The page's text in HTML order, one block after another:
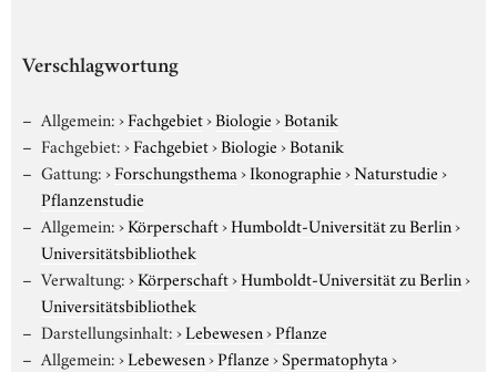
Verschlagwortung
Allgemein:›Fachgebiet›Biologie›Botanik
Fachgebiet:›Fachgebiet›Biologie›Botanik
Gattung:›Forschungsthema›Ikonographie›Naturstudie›
Pflanzenstudie
Allgemein:›Körperschaft›Humboldt-Universität zu Berlin›
Universitätsbibliothek
Verwaltung:›Körperschaft›Humboldt-Universität zu Berlin›
Universitätsbibliothek
Darstellungsinhalt:›Lebewesen›Pflanze
Allgemein:›Lebewesen›Pflanze›Spermatophyta›